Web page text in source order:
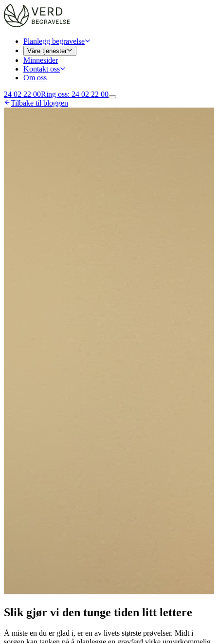
Planlegg begravelse
Våre tjenester
Minnesider
Kontakt oss
Om oss
24 02 22 00Ring oss: 24 02 22 00
Tilbake til bloggen
Slik gjør vi den tunge tiden litt lettere
Å miste en du er glad i, er en av livets største prøvelser. Midt i